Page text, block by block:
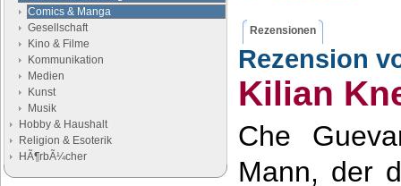
Comics & Manga
Gesellschaft
Kino & Filme
Kommunikation
Medien
Kunst
Musik
Hobby & Haushalt
Religion & Esoterik
HÃ¶rbÃ¼cher
Rezensionen
Rezension
Kilian
Che
Mann, der